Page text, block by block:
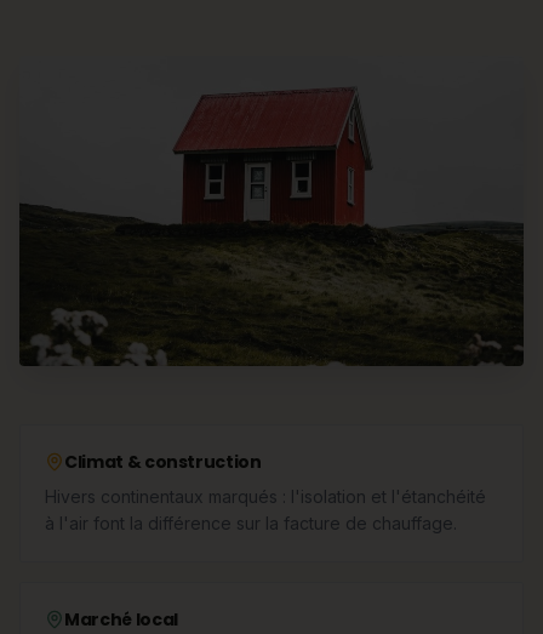
Climat & construction
Hivers continentaux marqués : l'isolation et l'étanchéité
à l'air font la différence sur la facture de chauffage.
Marché local